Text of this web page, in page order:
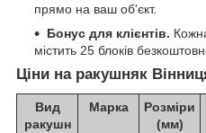
прямо на ваш об'єкт.
Бонус для клієнтів.
містить 25 блоків
Ціни на ракушняк
Вид
ракушн
Марка
Розміри
(мм)